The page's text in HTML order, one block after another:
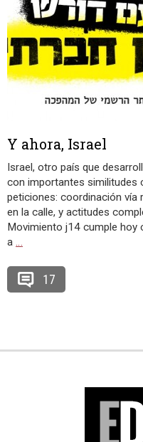
Y ahora, Israel
Israel, otro país que
con importantes similitudes
peticiones: coordinación vía
en la calle, y actitudes
Movimiento j14 cumple hoy
a …
17